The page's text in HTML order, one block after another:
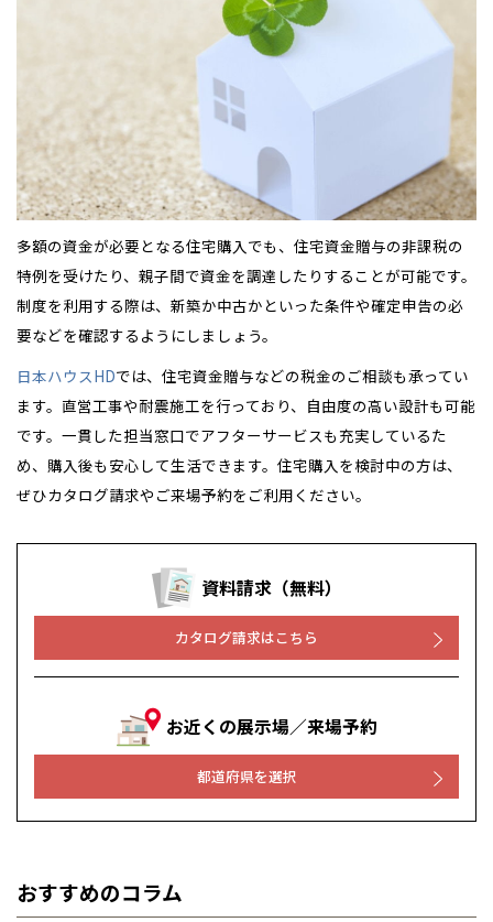
多額の資金が必要となる住宅購入でも、住宅資金贈与の非課税の
特例を受けたり、親子間で資金を調達したりすることが可能です。
制度を利用する際は、新築か中古かといった条件や確定申告の必
要などを確認するようにしましょう。
日本ハウスHDでは、住宅資金贈与などの税金のご相談も承ってい
ます。直営工事や耐震施工を行っており、自由度の高い設計も可能
です。一貫した担当窓口でアフターサービスも充実しているた
め、購入後も安心して生活できます。住宅購入を検討中の方は、
ぜひカタログ請求やご来場予約をご利用ください。
資料請求（無料）
カタログ請求はこちら
お近くの展示場／来場予約
都道府県を選択
おすすめのコラム